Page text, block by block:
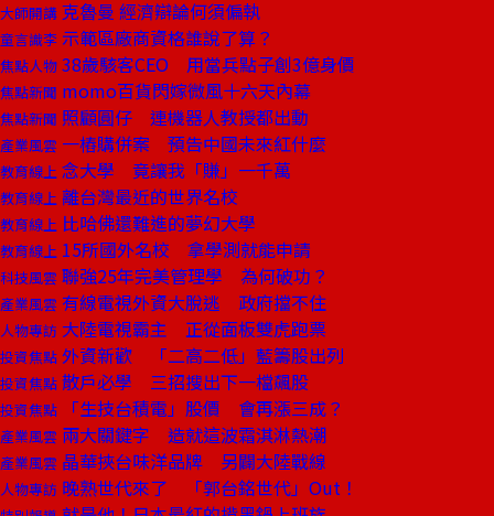
大師開講 克魯曼 經濟辯論何須偏執
童言識李 示範區廠商資格誰說了算？
焦點人物 38歲駭客CEO 用當兵點子創3億身價
焦點新聞 momo百貨閃嫁微風十六天內幕
焦點新聞 照顧圓仔 連機器人教授都出動
產業風雲 一樁購併案 預告中國未來紅什麼
教育線上 念大學 竟讓我「賺」一千萬
教育線上 離台灣最近的世界名校
教育線上 比哈佛還難進的夢幻大學
教育線上 15所國外名校 拿學測就能申請
科技風雲 聯強25年完美管理學 為何破功？
產業風雲 有線電視外資大脫逃 政府擋不住
人物專訪 大陸電視霸主 正從面板雙虎跑票
投資焦點 外資新歡 「二高二低」藍籌股出列
投資焦點 散戶必學 三招搜出下一檔飆股
投資焦點 「生技台積電」股價 會再漲三成？
產業風雲 兩大關鍵字 造就這波霜淇淋熱潮
產業風雲 晶華挾台味洋品牌 另闢大陸戰線
人物專訪 晚熟世代來了 「郭台銘世代」Out！